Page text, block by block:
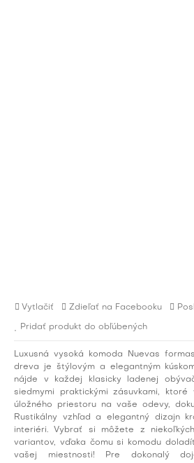
Vytlačiť Zdieľať na Facebooku
Pridať produkt do obľúbených
Luxusná vysoká komoda Nuevas
dreva je štýlovým a elegantným
nájde v každej klasicky ladenej
siedmymi praktickými zásuvkami,
úložného priestoru na vaše odevy,
Rustikálny vzhľad a elegantný dizajn
interiéri. Vybrať si môžete z
variantov, vďaka čomu si komodu
vašej miestnosti! Pre dokonalý